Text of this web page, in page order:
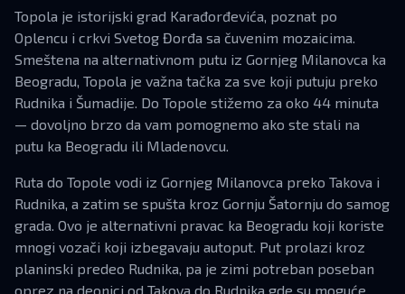
Topola je istorijski grad Karađorđevića, poznat po
Oplencu i crkvi Svetog Đorđa sa čuvenim mozaicima.
Smeštena na alternativnom putu iz Gornjeg Milanovca ka
Beogradu, Topola je važna tačka za sve koji putuju preko
Rudnika i Šumadije. Do Topole stižemo za oko 44 minuta
— dovoljno brzo da vam pomognemo ako ste stali na
putu ka Beogradu ili Mladenovcu.
Ruta do Topole vodi iz Gornjeg Milanovca preko Takova i
Rudnika, a zatim se spušta kroz Gornju Šatornju do samog
grada. Ovo je alternativni pravac ka Beogradu koji koriste
mnogi vozači koji izbegavaju autoput. Put prolazi kroz
planinski predeo Rudnika, pa je zimi potreban poseban
oprez na deonici od Takova do Rudnika gde su moguće